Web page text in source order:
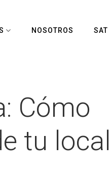
NOSOTROS SAT
Cómo
tu local